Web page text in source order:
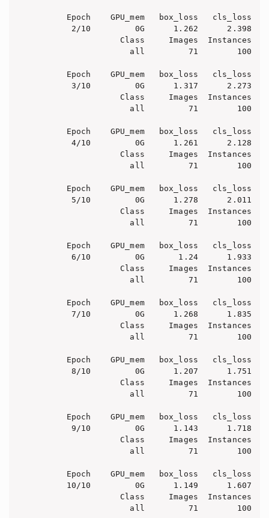
Epoch    GPU_mem   box_loss   cls_loss
2/10         0G      1.262      2.398
Class     Images  Instances
all         71        100
Epoch    GPU_mem   box_loss   cls_loss
3/10         0G      1.317      2.273
Class     Images  Instances
all         71        100
Epoch    GPU_mem   box_loss   cls_loss
4/10         0G      1.261      2.128
Class     Images  Instances
all         71        100
Epoch    GPU_mem   box_loss   cls_loss
5/10         0G      1.278      2.011
Class     Images  Instances
all         71        100
Epoch    GPU_mem   box_loss   cls_loss
6/10         0G       1.24      1.933
Class     Images  Instances
all         71        100
Epoch    GPU_mem   box_loss   cls_loss
7/10         0G      1.268      1.835
Class     Images  Instances
all         71        100
Epoch    GPU_mem   box_loss   cls_loss
8/10         0G      1.207      1.751
Class     Images  Instances
all         71        100
Epoch    GPU_mem   box_loss   cls_loss
9/10         0G      1.143      1.718
Class     Images  Instances
all         71        100
Epoch    GPU_mem   box_loss   cls_loss
10/10         0G      1.149      1.607
Class     Images  Instances
all         71        100